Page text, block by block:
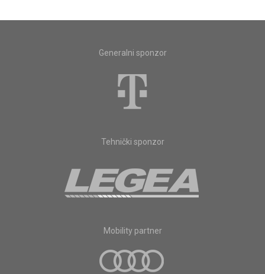
Generalni sponzor
Tehnički sponzor
Mobility partner